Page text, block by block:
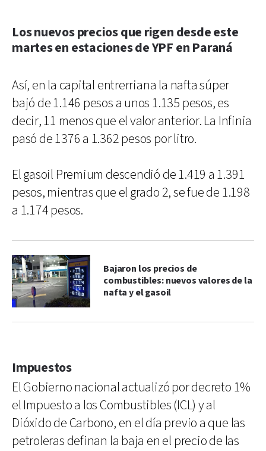
Los nuevos precios que rigen desde este
martes en estaciones de YPF en Paraná
Así, en la capital entrerriana la nafta súper
bajó de 1.146 pesos a unos 1.135 pesos, es
decir, 11 menos que el valor anterior. La Infinia
pasó de 1376 a 1.362 pesos por litro.
El gasoil Premium descendió de 1.419 a 1.391
pesos, mientras que el grado 2, se fue de 1.198
a 1.174 pesos.
Bajaron los precios de
combustibles: nuevos valores de la
nafta y el gasoil
Impuestos
El Gobierno nacional actualizó por decreto 1%
el Impuesto a los Combustibles (ICL) y al
Dióxido de Carbono, en el día previo a que las
petroleras definan la baja en el precio de las